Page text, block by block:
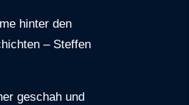
hinter den
– Steffen
geschah und